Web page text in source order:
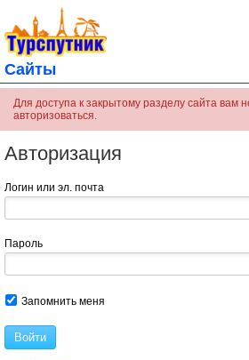
Сайты
Для доступа к закрытому разделу сайта вам
авторизоваться.
Авторизация
Логин или эл. почта
Пароль
Запомнить меня
Войти